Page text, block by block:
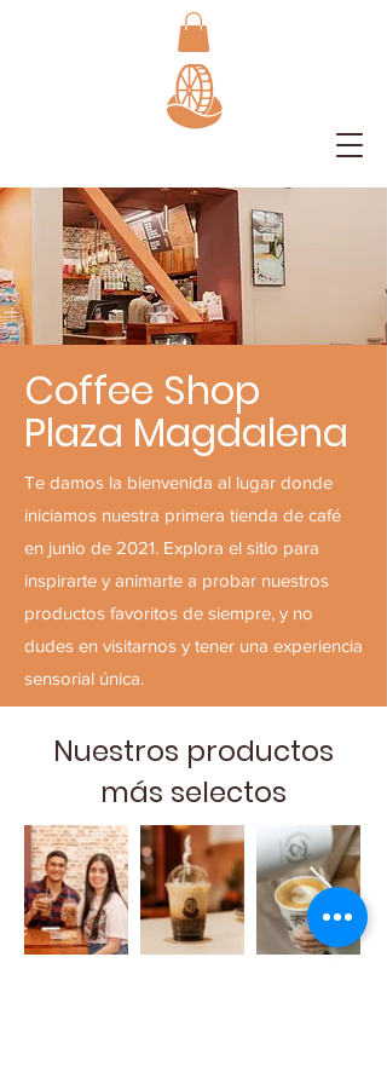
Coffee Shop
Plaza Magdalena
Te damos la bienvenida al lugar donde
iniciamos nuestra primera tienda de café
en junio de 2021. Explora el sitio para
inspirarte y animarte a probar nuestros
productos favoritos de siempre, y no
dudes en visitarnos y tener una experiencia
sensorial única.
Nuestros productos
más selectos